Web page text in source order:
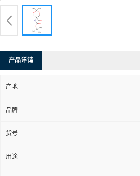
产品详请
产地
品牌
货号
用途